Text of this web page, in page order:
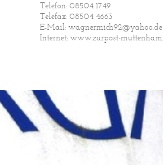
Telefon: 08504 1749
Telefax: 08504 4663
E-Mail: wagnermich92@yahoo.de
Internet: www.zurpost-